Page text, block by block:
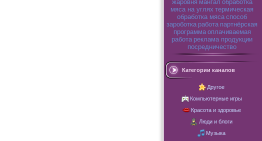
жаровня мангал обработка
мяса на углях термическая
обработка мяса способ
зароботка работа партнёрская
программа оплачиваемая
работа реклама продукции
посредничество
Категории каналов
Другое
Компьютерные игры
Красота и здоровье
Люди и блоги
Музыка